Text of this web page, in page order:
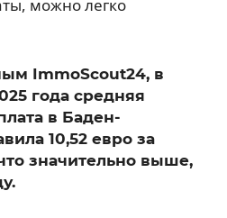
можно легко
ImmoScout24, в
года средняя
в Баден-
10,52 евро за
значительно выше,